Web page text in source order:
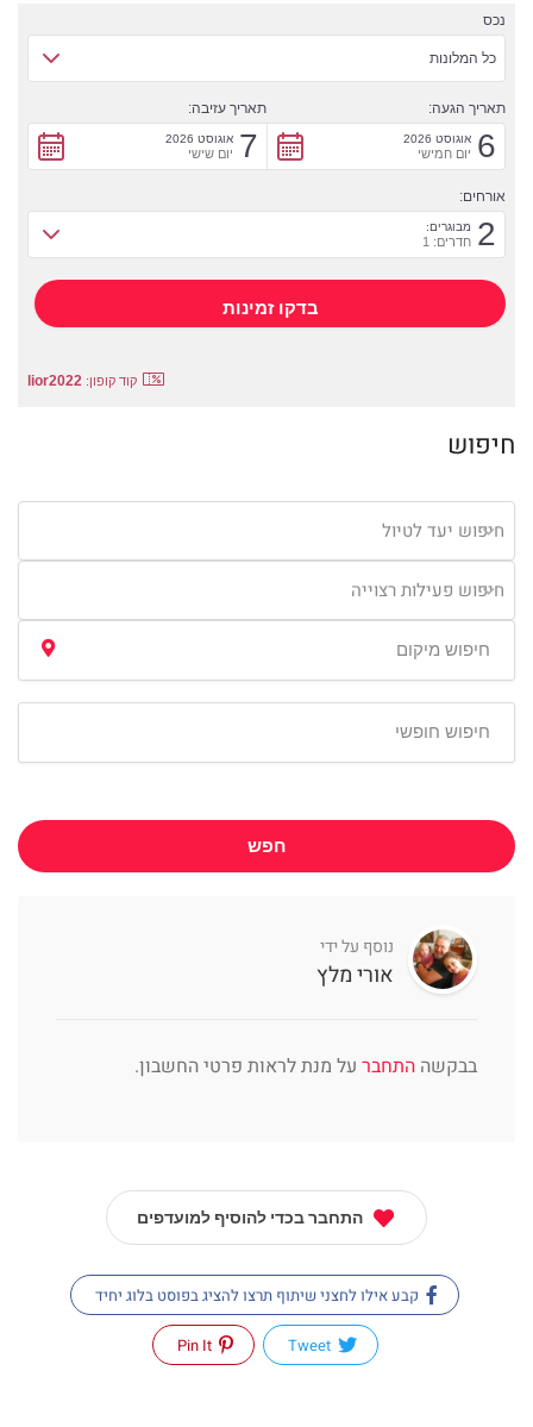
נכס
כל המלונות
תאריך הגעה:
6 אוגוסט 2026
יום חמישי
תאריך עזיבה:
7 אוגוסט 2026
יום שישי
אורחים:
2 מבוגרים:
חדרים: 1
קוד קופון: lior2022
חיפוש
חיפוש יעד לטיול
חיפוש פעילות רצוייה
חפש
נוסף על ידי
אורי מלץ
בבקשה התחבר על מנת לראות פרטי החשבון.
התחבר בכדי להוסיף למועדפים
קבע אילו לחצני שיתוף תרצו להציג בפוסט בלוג יחיד
Tweet
Pin It